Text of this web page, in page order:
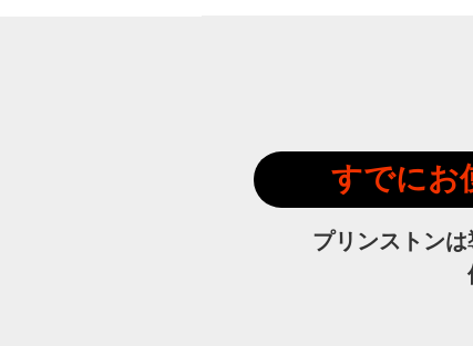
すでにお
プリンストン